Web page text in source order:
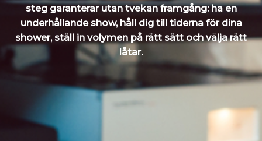
steg garanterar utan tvekan framgång: ha en
underhållande show, håll dig till tiderna för dina
shower, ställ in volymen på rätt sätt och välja rätt
låtar.